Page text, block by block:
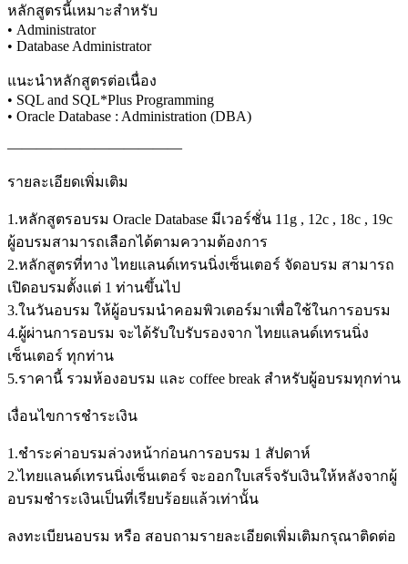
หลักสูตรนี้เหมาะสำหรับ
• Administrator
• Database Administrator
แนะนำหลักสูตรต่อเนื่อง
• SQL and SQL*Plus Programming
• Oracle Database : Administration (DBA)
————————————
รายละเอียดเพิ่มเติม
1.หลักสูตรอบรม Oracle Database มีเวอร์ชั่น 11g , 12c , 18c , 19c
ผู้อบรมสามารถเลือกได้ตามความต้องการ
2.หลักสูตรที่ทาง ไทยแลนด์เทรนนิ่งเซ็นเตอร์ จัดอบรม สามารถ
เปิดอบรมตั้งแต่ 1 ท่านขึ้นไป
3.ในวันอบรม ให้ผู้อบรมนำคอมพิวเตอร์มาเพื่อใช้ในการอบรม
4.ผู้ผ่านการอบรม จะได้รับใบรับรองจาก ไทยแลนด์เทรนนิ่ง
เซ็นเตอร์ ทุกท่าน
5.ราคานี้ รวมห้องอบรม และ coffee break สำหรับผู้อบรมทุกท่าน
เงื่อนไขการชำระเงิน
1.ชำระค่าอบรมล่วงหน้าก่อนการอบรม 1 สัปดาห์
2.ไทยแลนด์เทรนนิ่งเซ็นเตอร์ จะออกใบเสร็จรับเงินให้หลังจากผู้
อบรมชำระเงินเป็นที่เรียบร้อยแล้วเท่านั้น
ลงทะเบียนอบรม หรือ สอบถามรายละเอียดเพิ่มเติมกรุณาติดต่อ